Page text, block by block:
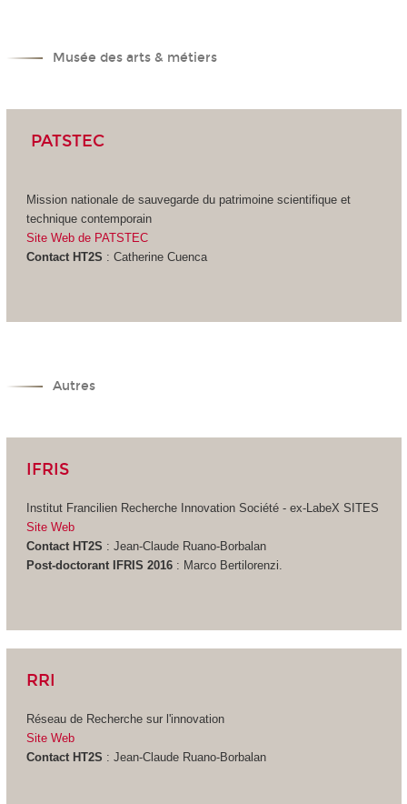
Musée des arts & métiers
PATSTEC
Mission nationale de sauvegarde du patrimoine scientifique et
technique contemporain
Site Web de PATSTEC
Contact HT2S : Catherine Cuenca
Autres
IFRIS
Institut Francilien Recherche Innovation Société - ex-LabeX SITES
Site Web
Contact HT2S : Jean-Claude Ruano-Borbalan
Post-doctorant IFRIS 2016 : Marco Bertilorenzi.
RRI
Réseau de Recherche sur l'innovation
Site Web
Contact HT2S : Jean-Claude Ruano-Borbalan